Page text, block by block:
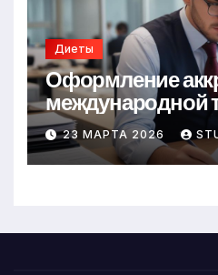
Диеты
Оформление
международной
23 МАРТА 2026